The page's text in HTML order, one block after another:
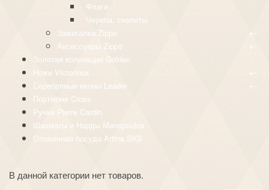
Флаги
Черепа, скелеты
Зажигалки Zippo
+-
Аксессуары Zippo +-
Золотая коллекция Golden
Ножи Victorinox
+-
Серебряные иконы Leader +-
Портмоне Cross
Ручки Pierre Cardin
Шахматы и Нарды Manopoulos
Оловянная посуда Artina SKS
В данной категории нет товаров.